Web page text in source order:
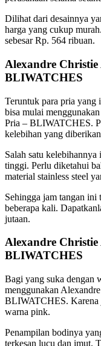
Dilihat dari desainnya
harga yang cukup
sebesar Rp. 564 ribuan.
Alexandre
BLIWATCHES
Teruntuk para pria yang
bisa mulai
Pria – BLIWATCHES.
kelebihan yang
Salah satu
tinggi. Perlu diketahui
material stainless steel
Sehingga jam tangan ini
beberapa kali.
jutaan.
Alexandre
BLIWATCHES
Bagi yang suka dengan
menggunakan
BLIWATCHES. Karena
warna pink.
Penampilan bodinya
terkesan lucu dan imut.